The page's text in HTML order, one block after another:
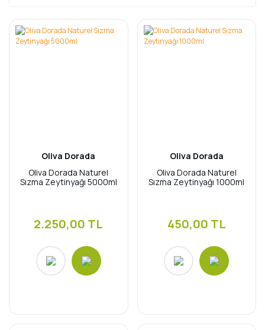
Oliva Dorada
Oliva Dorada Naturel
Sızma Zeytinyağı 5000ml
2.250,00 TL
Oliva Dorada
Oliva Dorada Naturel
Sızma Zeytinyağı 1000ml
450,00 TL